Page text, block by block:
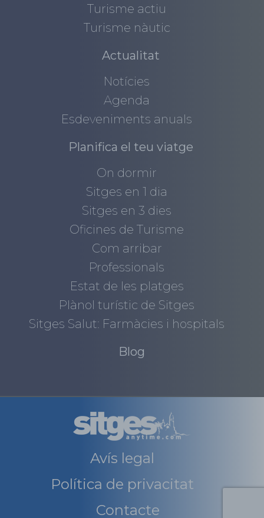
Turisme actiu
Turisme nàutic
Actualitat
Notícies
Agenda
Esdeveniments anuals
Planifica el teu viatge
On dormir
Sitges en 1 dia
Sitges en 3 dies
Oficines de Turisme
Com arribar
Professionals
Estat de les platges
Plànol turístic de Sitges
Sitges Salut: Farmàcies i hospitals
Blog
Avís legal
Política de privacitat
Contacte